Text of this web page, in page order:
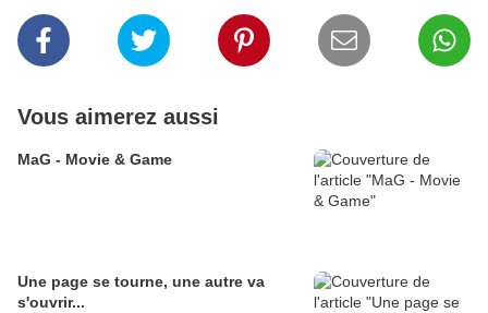
Vous aimerez aussi
MaG - Movie & Game
Une page se tourne, une autre va
s'ouvrir...